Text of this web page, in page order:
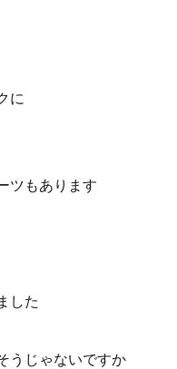
に
ツもあります
した
うじゃないですか